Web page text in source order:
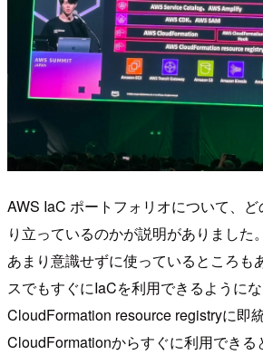
AWS IaC ポートフォリオについて、
り立っているのかが説明がありました。
あまり意識せずに使っているところも
スでもすぐにIaCを利用できるように
CloudFormation resource registryに即
CloudFormationからすぐに利用できる